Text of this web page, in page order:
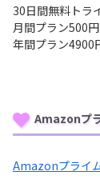
30日間無料トラ
月間プラン500円
年間プラン4900
Amazonプ
Amazonプライ